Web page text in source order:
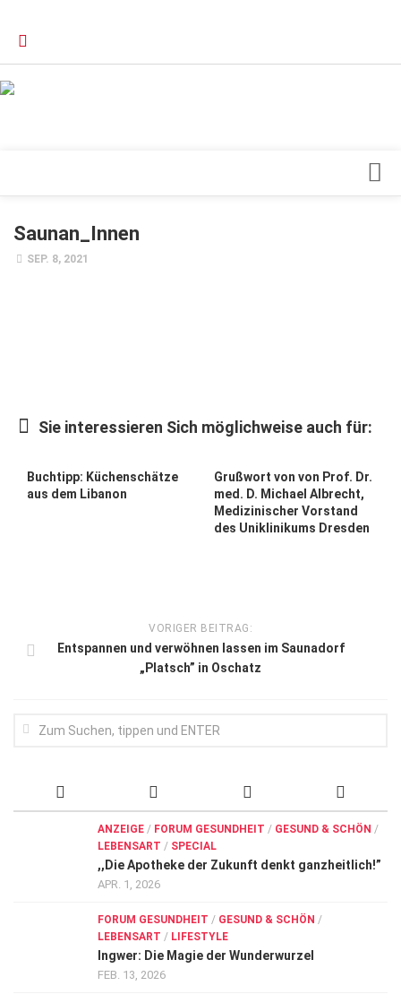
Forschung
Forum Gesundheit
Hören
Saunan_Innen
SEP. 8, 2021
Sie interessieren Sich möglichweise auch für:
Buchtipp: Küchenschätze
aus dem Libanon
Grußwort von von Prof. Dr.
med. D. Michael Albrecht,
Medizinischer Vorstand
des Uniklinikums Dresden
VORIGER BEITRAG:
Entspannen und verwöhnen lassen im Saunadorf
„Platsch” in Oschatz
ANZEIGE / FORUM GESUNDHEIT / GESUND & SCHÖN /
LEBENSART / SPECIAL
,,Die Apotheke der Zukunft denkt ganzheitlich!”
APR. 1, 2026
FORUM GESUNDHEIT / GESUND & SCHÖN /
LEBENSART / LIFESTYLE
Ingwer: Die Magie der Wunderwurzel
FEB. 13, 2026